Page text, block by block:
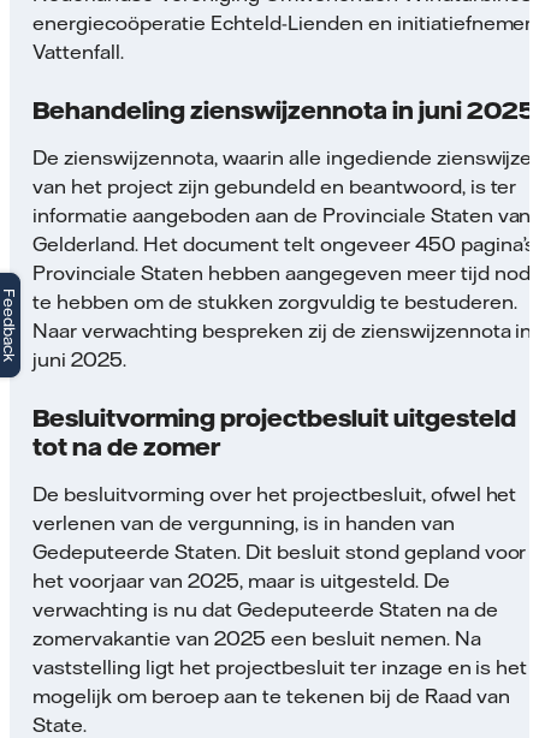
energiecoöperatie Echteld-Lienden en initiatiefnemer
Vattenfall.
Behandeling zienswijzennota in juni 2025
De zienswijzennota, waarin alle ingediende
van het project zijn gebundeld en beantwoord, is ter
informatie aangeboden aan de Provinciale Staten van
Gelderland. Het document telt ongeveer 450 pagina’s.
Provinciale Staten hebben aangegeven meer tijd
te hebben om de stukken zorgvuldig te bestuderen.
Naar verwachting bespreken zij de zienswijzennota in
juni 2025.
Besluitvorming projectbesluit uitgesteld
tot na de zomer
De besluitvorming over het projectbesluit, ofwel het
verlenen van de vergunning, is in handen van
Gedeputeerde Staten. Dit besluit stond gepland voor
het voorjaar van 2025, maar is uitgesteld. De
verwachting is nu dat Gedeputeerde Staten na de
zomervakantie van 2025 een besluit nemen. Na
vaststelling ligt het projectbesluit ter inzage en is het
mogelijk om beroep aan te tekenen bij de Raad van
State.
Feedback